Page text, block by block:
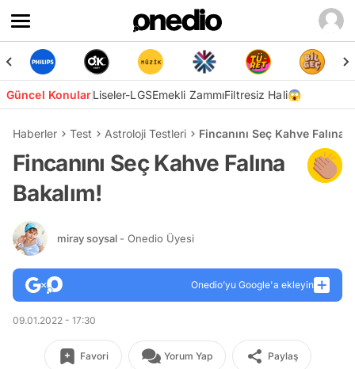
Güncel KonularLiseler-LGSEmekli ZammıFiltresiz Hali😱
Haberler Test Astroloji Testleri Fincanını Seç Kahve Falına
Fincanını Seç Kahve Falına
Bakalım!
miray soysal - Onedio Üyesi
Onedio’yu Google'a ekleyin
09.01.2022 - 17:30
Favori Yorum Yap Paylaş